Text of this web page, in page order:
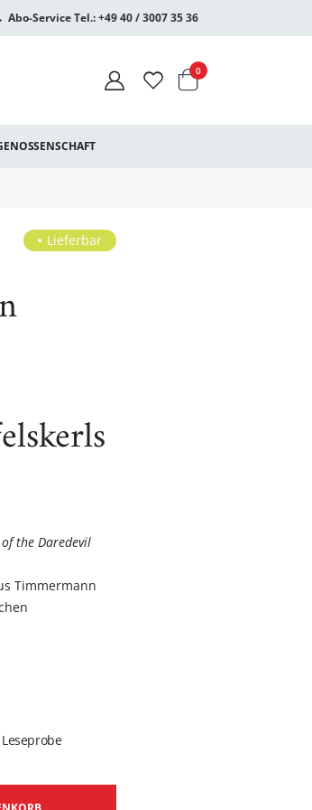
Abo-Service Tel.: +49 40 / 3007 35 36
Warenkorb
0Artikel
Lieferbar
the Daredevil
Timmermann
Leseprobe